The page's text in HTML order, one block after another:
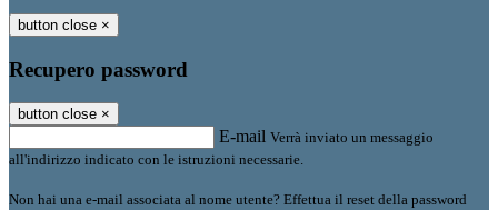
button close ×
Recupero password
button close ×
E-mail Verrà inviato un messaggio
all'indirizzo indicato con le istruzioni necessarie.
Non hai una e-mail associata al nome utente? Effettua il reset della password